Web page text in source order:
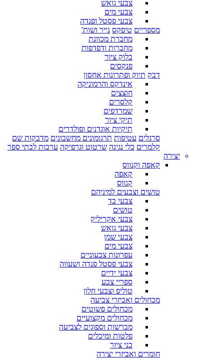
צבעי גואש
צבעי מים
צבעי פסטל ופנדה
מספריים טיפקס נייר ושות'
מחברת מכוונת
מחברות ודפדפות
בלוק ציור
פנקסים
דבק תיוק ופתרונות אחסון
אינדקס והרמוניקה
חוצצים
קלסרים
שמרדפים
תיקי ציור
תיקיות אוגדנים ופולדרים
סרגלים עטיפות תרגומונים מחשבונים מדבקות שם
קלמרים כלי נגינה שרטוט וגרפיקה ערכות לבתי ספר
יצירה
קאפה וקנווס
קאפה
קנווס
טושים וצבעים למיניהם
צבעי בד
טושים
צבעי אקריליק
צבעי גואש
צבעי שמן
צבעי מים
עפרונות צבעוניים
צבעי פסטל פנדה ושעווה
צבעי ידיים
ספריי צבע
טוליפ וצבעי חלון
מכחולים ואביזרי צביעה
מכחולים פשוטים
מכחולים מקצועיים
מברשות וספוגים לצביעה
פלטות ומיכלים
כני ציור
חומרים ואביזרי יצירה